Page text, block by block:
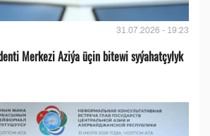
31.07.2026 - 19:23
Merkezi Aziýa üçin bitewi syýahatçylyk